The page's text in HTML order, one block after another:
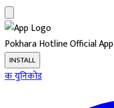
Pokhara HotlineOfficial App
INSTALL
कयुनिकोड